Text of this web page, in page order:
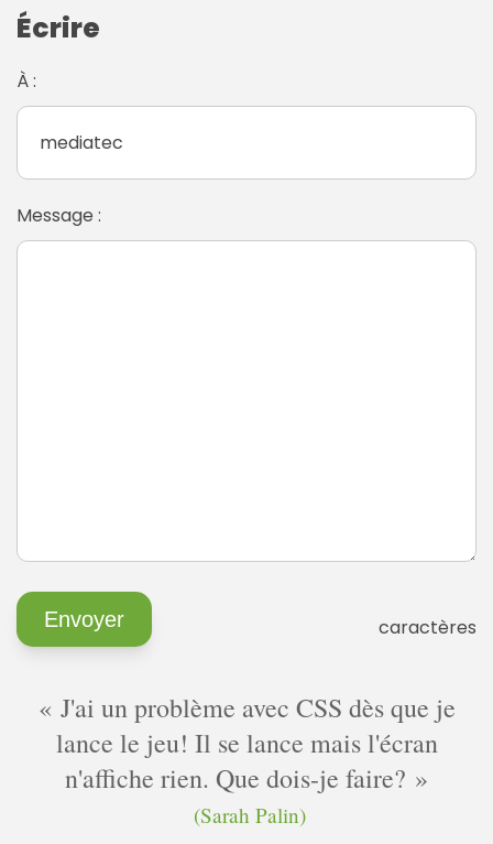
Écrire
À :
Message :
caractères
J'ai un problème avec CSS dès que je
lance le jeu! Il se lance mais l'écran
n'affiche rien. Que dois-je faire?
(Sarah Palin)